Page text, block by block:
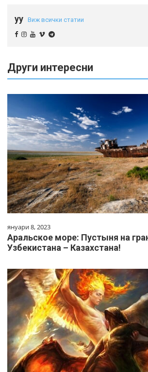
yy Виж всички статии
Други интересни
януари 8, 2023
Аральское море: Пустыня на
Узбекистана – Казахстана!